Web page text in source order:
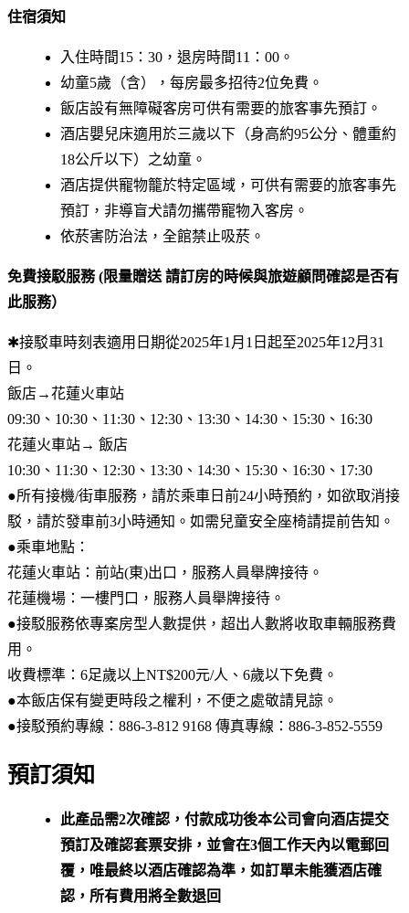
住宿須知
入住時間15：30，退房時間11：00。
幼童5歲（含），每房最多招待2位免費。
飯店設有無障礙客房可供有需要的旅客事先預訂。
酒店嬰兒床適用於三歲以下（身高約95公分、體重約
18公斤以下）之幼童。
酒店提供寵物籠於特定區域，可供有需要的旅客事先
預訂，非導盲犬請勿攜帶寵物入客房。
依菸害防治法，全館禁止吸菸。
免費接駁服務 (限量贈送 請訂房的時候與旅遊顧問確認是否有
此服務）
✱接駁車時刻表適用日期從2025年1月1日起至2025年12月31
日。
飯店→花蓮火車站
09:30、10:30、11:30、12:30、13:30、14:30、15:30、16:30
花蓮火車站→ 飯店
10:30、11:30、12:30、13:30、14:30、15:30、16:30、17:30
●所有接機/街車服務，請於乘車日前24小時預約，如欲取消接
駁，請於發車前3小時通知。如需兒童安全座椅請提前告知。
●乘車地點：
花蓮火車站：前站(東)出口，服務人員舉牌接待。
花蓮機場：一樓門口，服務人員舉牌接待。
●接駁服務依專案房型人數提供，超出人數將收取車輛服務費
用。
收費標準：6足歲以上NT$200元/人、6歲以下免費。
●本飯店保有變更時段之權利，不便之處敬請見諒。
●接駁預約專線：886-3-812 9168 傳真專線：886-3-852-5559
預訂須知
此產品需2次確認，付款成功後本公司會向酒店提交
預訂及確認套票安排，並會在3個工作天內以電郵回
覆，唯最終以酒店確認為準，如訂單未能獲酒店確
認，所有費用將全數退回